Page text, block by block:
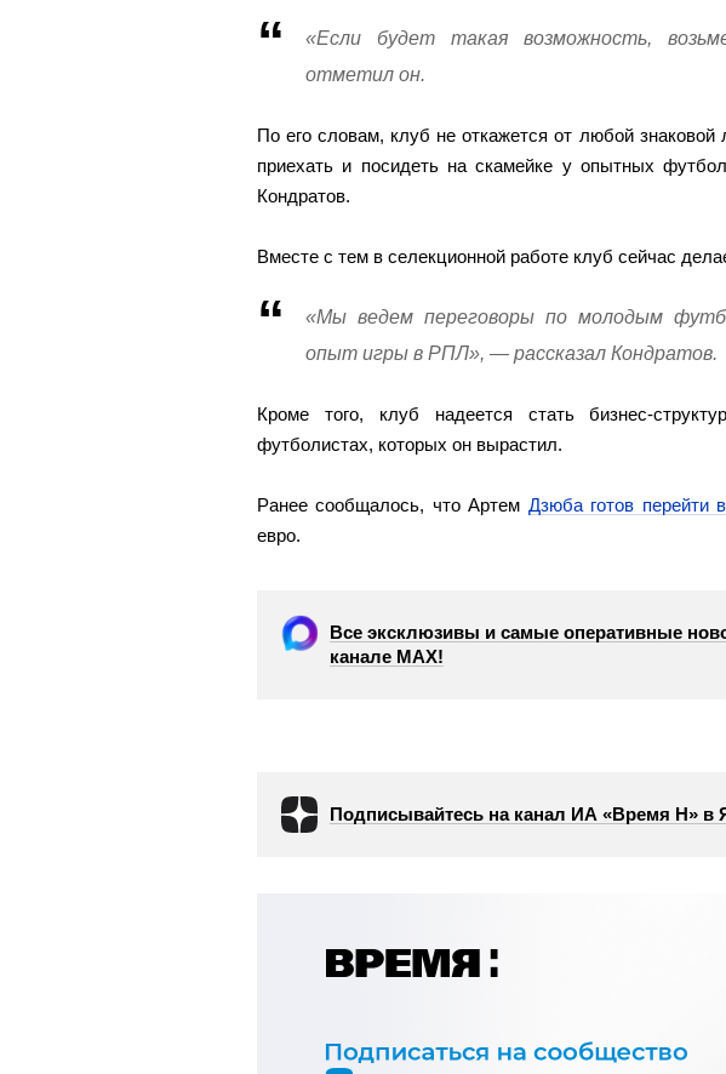
«Если будет такая возможность,
отметил он.
По его словам, клуб не откажется от любой знаковой
приехать и посидеть на скамейке у опытных
Кондратов.
Вместе с тем в селекционной работе клуб сейчас
«Мы ведем переговоры по молодым
опыт игры в РПЛ», — рассказал Кондратов.
Кроме того, клуб надеется стать бизнес-
футболистах, которых он вырастил.
Ранее сообщалось, что Артем Дзюба готов
евро.
Все эксклюзивы и самые оперативные
канале МАХ!
Подписывайтесь на канал ИА «Время Н» в